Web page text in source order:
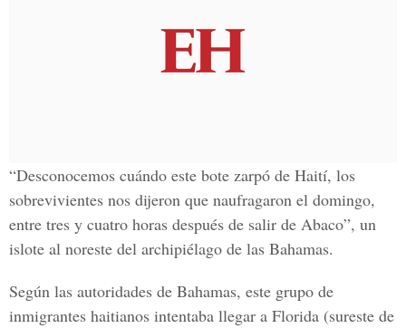
“Desconocemos cuándo este bote zarpó de Haití, los
sobrevivientes nos dijeron que naufragaron el domingo,
entre tres y cuatro horas después de salir de Abaco”, un
islote al noreste del archipiélago de las Bahamas.
Según las autoridades de Bahamas, este grupo de
inmigrantes haitianos intentaba llegar a Florida (sureste de